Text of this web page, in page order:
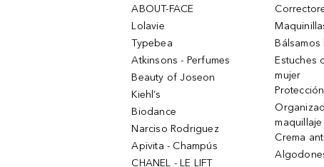
ABOUT-FACE
Lolavie
Typebea
Atkinsons - Perfumes
Beauty of Joseon
Kiehl’s
Biodance
Narciso Rodriguez
Apivita - Champús
CHANEL - LE LIFT
Bálsamos
Estuches
mujer
maquillaje
Crema